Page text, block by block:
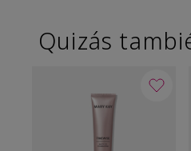
Quizás